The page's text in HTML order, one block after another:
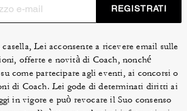
REGISTRATI
Lei acconsente a ricevere email sulle
offerte e novità di Coach, nonché
come partecipare agli eventi, ai concorsi o
di Coach. Lei gode di determinati diritti ai
in vigore e può revocare il Suo consenso